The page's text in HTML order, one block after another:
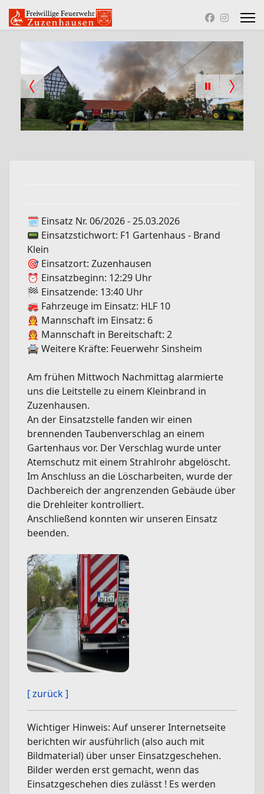
🗓️ Einsatz Nr. 06/2026 - 25.03.2026
📟 Einsatzstichwort: F1 Gartenhaus - Brand
Klein
🎯 Einsatzort: Zuzenhausen
⏰ Einsatzbeginn: 12:29 Uhr
🏁 Einsatzende: 13:40 Uhr
🚒 Fahrzeuge im Einsatz: HLF 10
🧑‍🚒 Mannschaft im Einsatz: 6
🧑‍🚒 Mannschaft in Bereitschaft: 2
🚔 Weitere Kräfte: Feuerwehr Sinsheim
Am frühen Mittwoch Nachmittag alarmierte
uns die Leitstelle zu einem Kleinbrand in
Zuzenhausen.
An der Einsatzstelle fanden wir einen
brennenden Taubenverschlag an einem
Gartenhaus vor. Der Verschlag wurde unter
Atemschutz mit einem Strahlrohr abgelöscht.
Im Anschluss an die Löscharbeiten, wurde der
Dachbereich der angrenzenden Gebäude über
die Drehleiter kontrolliert.
Anschließend konnten wir unseren Einsatz
beenden.
[ zurück ]
Wichtiger Hinweis: Auf unserer Internetseite
berichten wir ausführlich (also auch mit
Bildmaterial) über unser Einsatzgeschehen.
Bilder werden erst gemacht, wenn das
Einsatzgeschehen dies zulässt ! Es werden